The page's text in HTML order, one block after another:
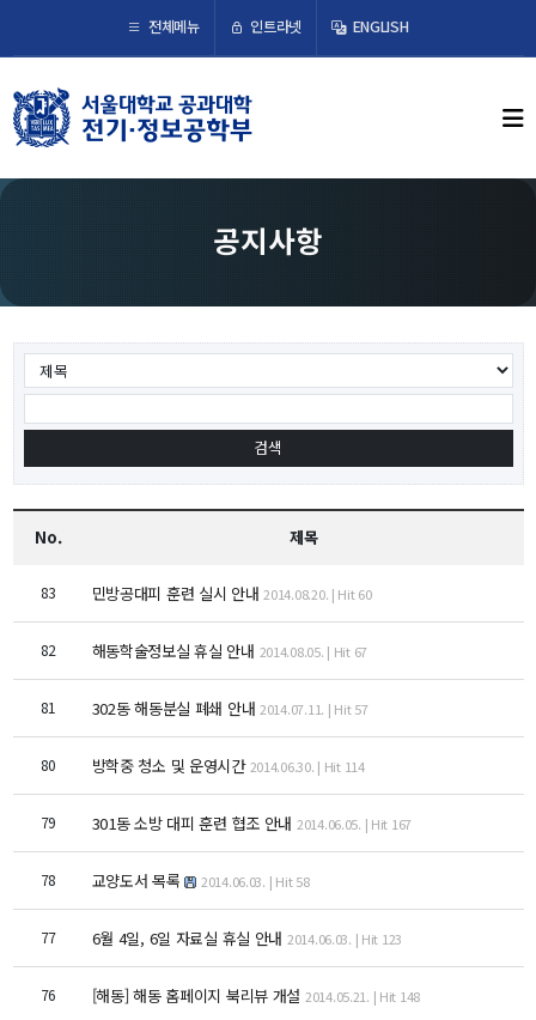
전체메뉴 인트라넷 ENGLISH ×
학부뉴스
뉴스
교수/연구
전임교수
명예교수 및 전직교수
연구실/연구소
연구실
연구소
e-TEC Talks
교육
교과과정
공지사항
No. 제목
83 민방공대피 훈련 실시 안내 2014.08.20. | Hit 60
82 해동학술정보실 휴실 안내 2014.08.05. | Hit 67
81 302동 해동분실 폐쇄 안내 2014.07.11. | Hit 57
80 방학중 청소 및 운영시간 2014.06.30. | Hit 114
79 301동 소방 대피 훈련 협조 안내 2014.06.05. | Hit 167
78 교양도서 목록 2014.06.03. | Hit 58
77 6월 4일, 6일 자료실 휴실 안내 2014.06.03. | Hit 123
76 [해동] 해동 홈페이지 북리뷰 개설 2014.05.21. | Hit 148